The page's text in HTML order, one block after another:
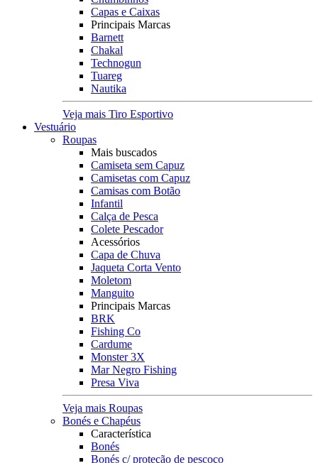
Capas e Caixas
Principais Marcas
Barnett
Chakal
Technogun
Tuareg
Nautika
Veja mais Tiro Esportivo
Vestuário
Roupas
Mais buscados
Camiseta sem Capuz
Camisetas com Capuz
Camisas com Botão
Infantil
Calça de Pesca
Colete Pescador
Acessórios
Capa de Chuva
Jaqueta Corta Vento
Moletom
Manguito
Principais Marcas
BRK
Fishing Co
Cardume
Monster 3X
Mar Negro Fishing
Presa Viva
Veja mais Roupas
Bonés e Chapéus
Característica
Bonés
Bonés c/ proteção de pescoço